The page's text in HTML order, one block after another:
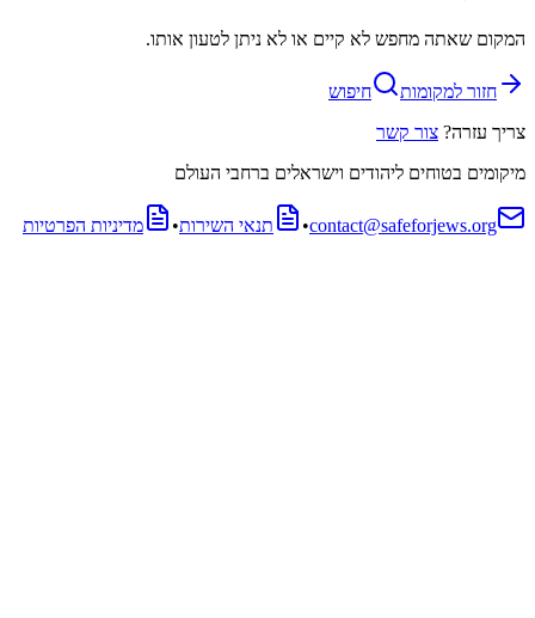
המקום שאתה מחפש לא קיים או לא ניתן לטעון אותו.
חזור למקומות
חיפוש
צריך עזרה? צור קשר
מיקומים בטוחים ליהודים וישראלים ברחבי העולם
contact@safeforjews.org
• תנאי השירות• מדיניות הפרטיות